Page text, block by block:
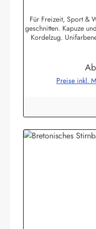
Für Freizeit, Sport &
geschnitten. Kapuze
Kordelzug.
g/m²)
GmbHHeglitzer Ab
Preise inkl.